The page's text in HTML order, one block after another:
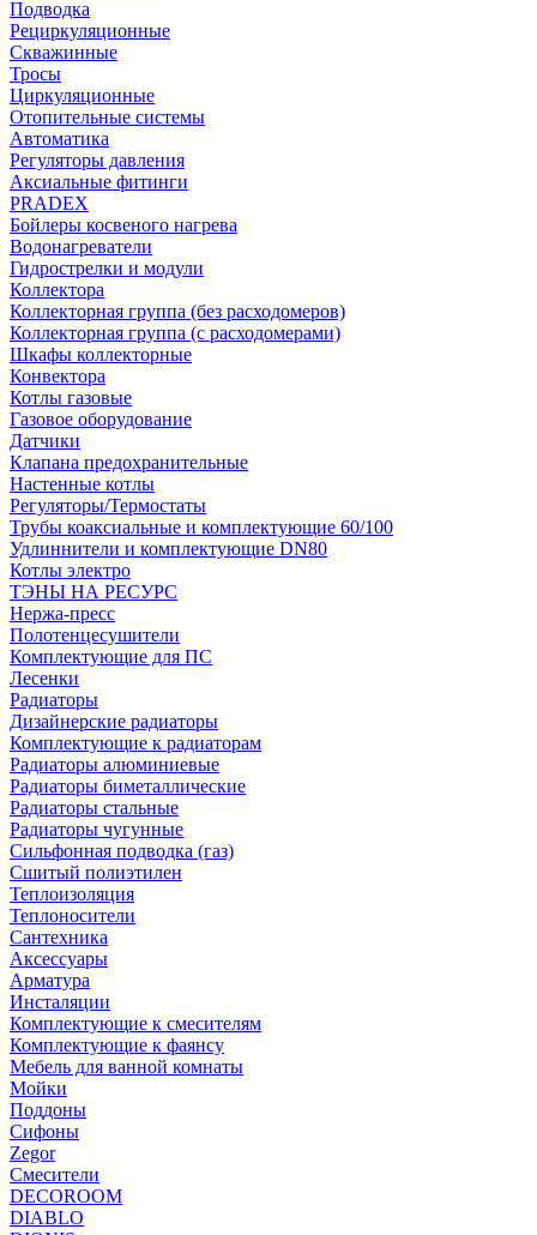
Подводка
Рециркуляционные
Скважинные
Тросы
Циркуляционные
Отопительные системы
Автоматика
Регуляторы давления
Аксиальные фитинги
PRADEX
Бойлеры косвеного нагрева
Водонагреватели
Гидрострелки и модули
Коллектора
Коллекторная группа (без расходомеров)
Коллекторная группа (с расходомерами)
Шкафы коллекторные
Конвектора
Котлы газовые
Газовое оборудование
Датчики
Клапана предохранительные
Настенные котлы
Регуляторы/Термостаты
Трубы коаксиальные и комплектующие 60/100
Удлиннители и комплектующие DN80
Котлы электро
ТЭНЫ НА РЕСУРС
Нержа-пресс
Полотенцесушители
Комплектующие для ПС
Лесенки
Радиаторы
Дизайнерские радиаторы
Комплектующие к радиаторам
Радиаторы алюминиевые
Радиаторы биметаллические
Радиаторы стальные
Радиаторы чугунные
Сильфонная подводка (газ)
Сшитый полиэтилен
Теплоизоляция
Теплоносители
Сантехника
Аксессуары
Арматура
Инсталяции
Комплектующие к смесителям
Комплектующие к фаянсу
Мебель для ванной комнаты
Мойки
Поддоны
Сифоны
Zegor
Смесители
DECOROOM
DIABLO